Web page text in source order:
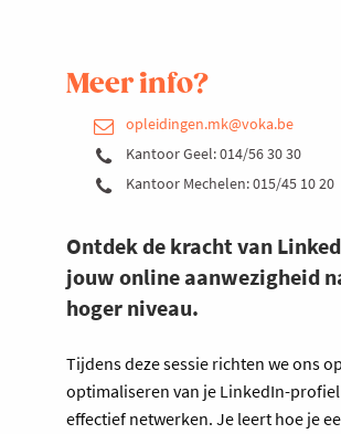
Ontdek de kracht van
jouw online aanwezigheid
hoger niveau.
Tijdens deze sessie richten we ons
optimaliseren van je LinkedIn-
effectief netwerken. Je leert hoe je
Meer info?
opleidingen.mk@voka.be
Kantoor Geel: 014/56 30 30
Kantoor Mechelen: 015/45 10 20